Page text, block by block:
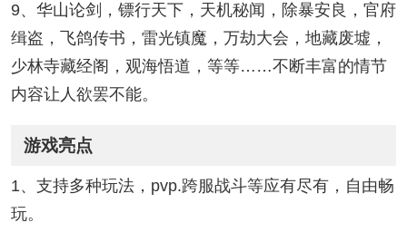
9、华山论剑，镖行天下，天机秘闻，除暴安良，官府
缉盗，飞鸽传书，雷光镇魔，万劫大会，地藏废墟，
少林寺藏经阁，观海悟道，等等……不断丰富的情节
内容让人欲罢不能。
游戏亮点
1、支持多种玩法，pvp.跨服战斗等应有尽有，自由畅
玩。